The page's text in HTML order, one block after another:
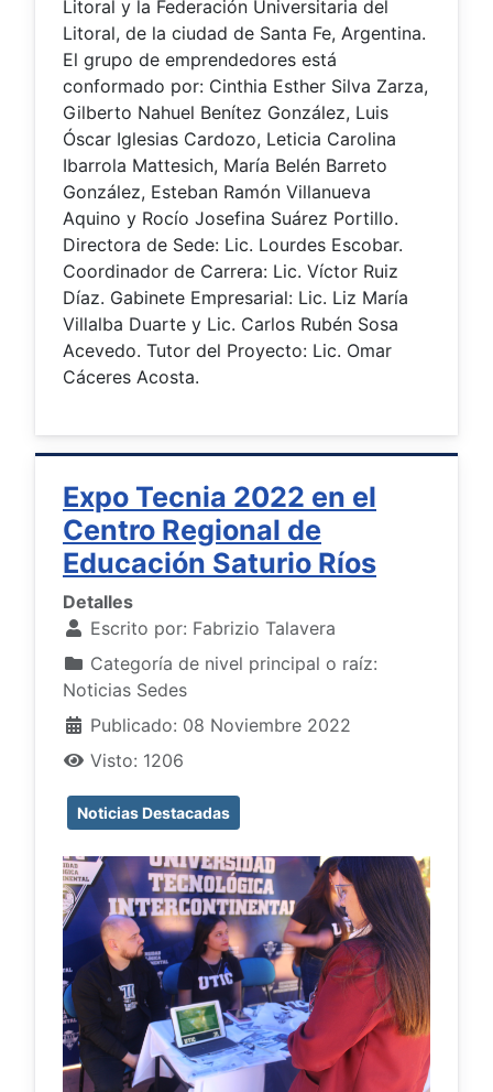
Litoral y la Federación Universitaria del
Litoral, de la ciudad de Santa Fe, Argentina.
El grupo de emprendedores está
conformado por: Cinthia Esther Silva Zarza,
Gilberto Nahuel Benítez González, Luis
Óscar Iglesias Cardozo, Leticia Carolina
Ibarrola Mattesich, María Belén Barreto
González, Esteban Ramón Villanueva
Aquino y Rocío Josefina Suárez Portillo.
Directora de Sede: Lic. Lourdes Escobar.
Coordinador de Carrera: Lic. Víctor Ruiz
Díaz. Gabinete Empresarial: Lic. Liz María
Villalba Duarte y Lic. Carlos Rubén Sosa
Acevedo. Tutor del Proyecto: Lic. Omar
Cáceres Acosta.
Expo Tecnia 2022 en el
Centro Regional de
Educación Saturio Ríos
Detalles
Escrito por: Fabrizio Talavera
Categoría de nivel principal o raíz:
Noticias Sedes
Publicado: 08 Noviembre 2022
Visto: 1206
Noticias Destacadas